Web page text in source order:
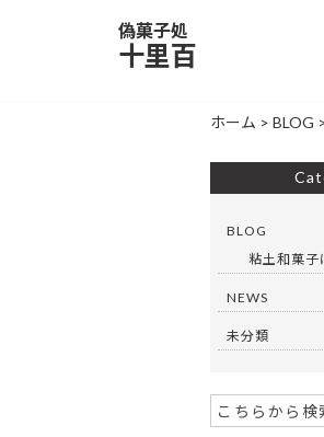
偽菓子処
十里百
ホーム > BLOG
BLOG
粘土和菓子
NEWS
未分類